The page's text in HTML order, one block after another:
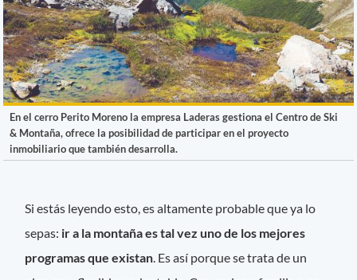
En el cerro Perito Moreno la empresa Laderas gestiona el Centro de Ski
& Montaña, ofrece la posibilidad de participar en el proyecto
inmobiliario que también desarrolla.
Si estás leyendo esto, es altamente probable que ya lo
sepas: ir a la montaña es tal vez uno de los mejores
programas que existan . Es así porque se trata de un